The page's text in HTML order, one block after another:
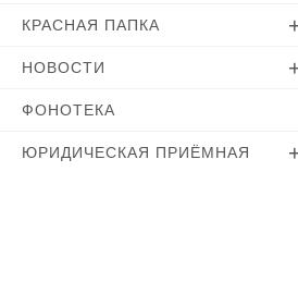
КРАСНАЯ ПАПКА
НОВОСТИ
ФОНОТЕКА
ЮРИДИЧЕСКАЯ ПРИЁМНАЯ